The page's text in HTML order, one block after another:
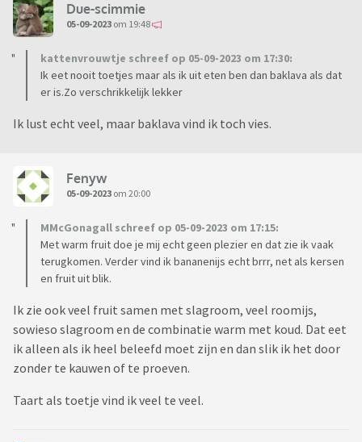
Due-scimmie
05-09-2023 om 19:48
kattenvrouwtje schreef op 05-09-2023 om 17:30:
Ik eet nooit toetjes maar als ik uit eten ben dan baklava als dat
er is.Zo verschrikkelijk lekker
Ik lust echt veel, maar baklava vind ik toch vies.
Fenyw
05-09-2023 om 20:00
MMcGonagall schreef op 05-09-2023 om 17:15:
Met warm fruit doe je mij echt geen plezier en dat zie ik vaak
terugkomen. Verder vind ik bananenijs echt brrr, net als kersen
en fruit uit blik.
Ik zie ook veel fruit samen met slagroom, veel roomijs,
sowieso slagroom en de combinatie warm met koud. Dat eet
ik alleen als ik heel beleefd moet zijn en dan slik ik het door
zonder te kauwen of te proeven.
Taart als toetje vind ik veel te veel.